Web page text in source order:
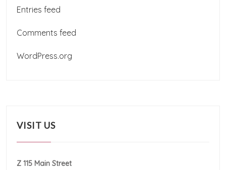
Entries feed
Comments feed
WordPress.org
VISIT US
Z 115 Main Street